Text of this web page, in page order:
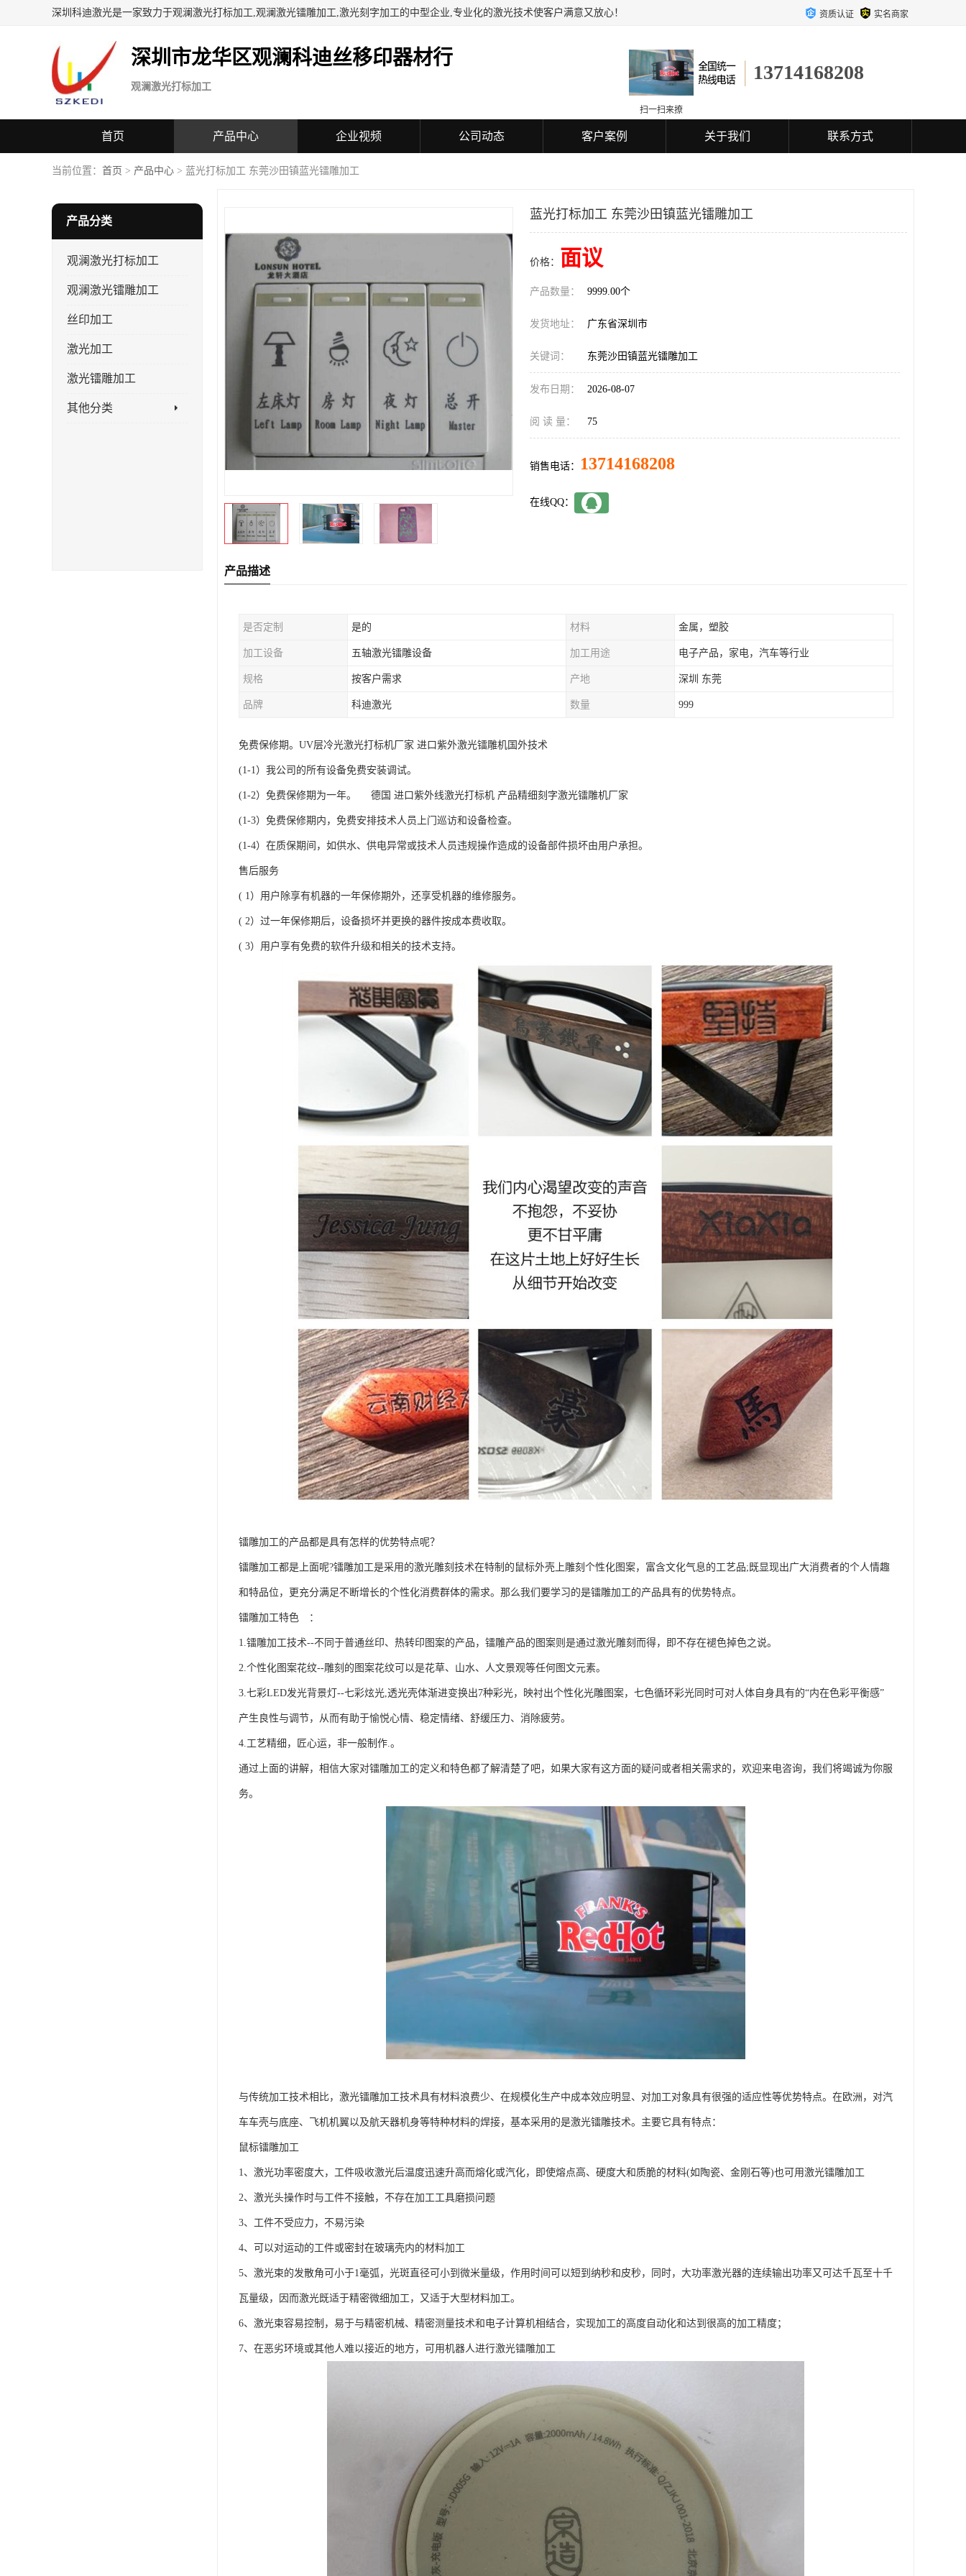
深圳科迪激光是一家致力于观澜激光打标加工,观澜激光镭雕加工,激光刻字加工的中型企业,专业化的激光技术使客户满意又放心！ 资质认证 实名商家
深圳市龙华区观澜科迪丝移印器材行
观澜激光打标加工
13714168208
扫一扫来撩
首页 产品中心 企业视频 公司动态 客户案例 关于我们 联系方式
当前位置： 首页 > 产品中心 > 蓝光打标加工 东莞沙田镇蓝光镭雕加工
产品分类
观澜激光打标加工
观澜激光镭雕加工
丝印加工
激光加工
激光镭雕加工
其他分类
蓝光打标加工 东莞沙田镇蓝光镭雕加工
价格： 面议
产品数量： 9999.00个
发货地址： 广东省深圳市
关键词： 东莞沙田镇蓝光镭雕加工
发布日期： 2026-08-07
阅 读 量： 75
销售电话： 13714168208
在线QQ：
产品描述
是否定制 是的 材料 金属，塑胶
加工设备 五轴激光镭雕设备 加工用途 电子产品，家电，汽车等行业
规格 按客户需求 产地 深圳 东莞
品牌 科迪激光 数量 999
免费保修期。UV层冷光激光打标机厂家 进口紫外激光镭雕机国外技术
(1-1）我公司的所有设备免费安装调试。
(1-2）免费保修期为一年。 德国 进口紫外线激光打标机 产品精细刻字激光镭雕机厂家
(1-3）免费保修期内，免费安排技术人员上门巡访和设备检查。
(1-4）在质保期间，如供水、供电异常或技术人员违规操作造成的设备部件损坏由用户承担。
售后服务
( 1）用户除享有机器的一年保修期外，还享受机器的维修服务。
( 2）过一年保修期后，设备损坏并更换的器件按成本费收取。
( 3）用户享有免费的软件升级和相关的技术支持。
镭雕加工的产品都是具有怎样的优势特点呢？
镭雕加工都是上面呢?镭雕加工是采用的激光雕刻技术在特制的鼠标外壳上雕刻个性化图案，富含文化气息的工艺品;既显现出广大消费者的个人情趣
和特品位，更充分满足不断增长的个性化消费群体的需求。那么我们要学习的是镭雕加工的产品具有的优势特点。
镭雕加工特色 ：
1.镭雕加工技术--不同于普通丝印、热转印图案的产品，镭雕产品的图案则是通过激光雕刻而得，即不存在褪色掉色之说。
2.个性化图案花纹--雕刻的图案花纹可以是花草、山水、人文景观等任何图文元素。
3.七彩LED发光背景灯--七彩炫光,透光壳体渐进变换出7种彩光，映衬出个性化光雕图案，七色循环彩光同时可对人体自身具有的“内在色彩平衡感”
产生良性与调节，从而有助于愉悦心情、稳定情绪、舒缓压力、消除疲劳。
4.工艺精细，匠心运，非一般制作.。
通过上面的讲解，相信大家对镭雕加工的定义和特色都了解清楚了吧，如果大家有这方面的疑问或者相关需求的，欢迎来电咨询，我们将竭诚为你服
务。
与传统加工技术相比，激光镭雕加工技术具有材料浪费少、在规模化生产中成本效应明显、对加工对象具有很强的适应性等优势特点。在欧洲，对汽
车车壳与底座、飞机机翼以及航天器机身等特种材料的焊接，基本采用的是激光镭雕技术。主要它具有特点：
鼠标镭雕加工
1、激光功率密度大，工件吸收激光后温度迅速升高而熔化或汽化，即使熔点高、硬度大和质脆的材料(如陶瓷、金刚石等)也可用激光镭雕加工
2、激光头操作时与工件不接触，不存在加工工具磨损问题
3、工件不受应力，不易污染
4、可以对运动的工件或密封在玻璃壳内的材料加工
5、激光束的发散角可小于1毫弧，光斑直径可小到微米量级，作用时间可以短到纳秒和皮秒，同时，大功率激光器的连续输出功率又可达千瓦至十千
瓦量级，因而激光既适于精密微细加工，又适于大型材料加工。
6、激光束容易控制，易于与精密机械、精密测量技术和电子计算机相结合，实现加工的高度自动化和达到很高的加工精度；
7、在恶劣环境或其他人难以接近的地方，可用机器人进行激光镭雕加工